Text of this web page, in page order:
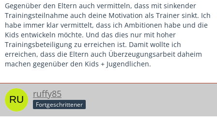
Gegenüber den Eltern auch vermitteln, dass mit sinkender
Trainingsteilnahme auch deine Motivation als Trainer sinkt. Ich
habe immer klar vermittelt, dass ich Ambitionen habe und die
Kids entwickeln möchte. Und das dies nur mit hoher
Trainingsbeteiligung zu erreichen ist. Damit wollte ich
erreichen, dass die Eltern auch Überzeugungsarbeit daheim
machen gegenüber den Kids + Jugendlichen.
ruffy85
Fortgeschrittener